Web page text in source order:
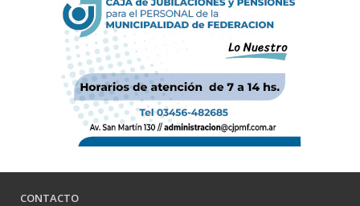
CONTACTO